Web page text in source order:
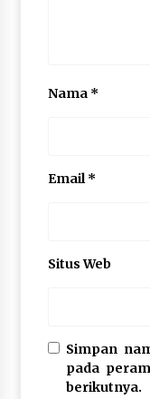
Nama *
Email *
Situs Web
Simpan
pada
berikutnya.